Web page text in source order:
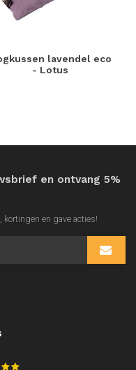
lavendel eco
- Lotus
en ontvang 5%
en gave acties!